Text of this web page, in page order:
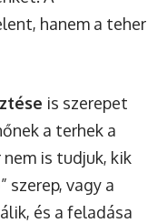
hanem a teher
is szerepet
a terhek a
is tudjuk, kik
szerep, vagy a
és a feladása